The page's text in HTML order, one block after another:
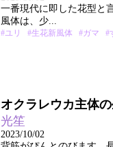
一番現代に即した花型と
風体は、少...
#ユリ #生花新風体 #ガマ #
オクラレウカ主体
光笙
2023/10/02